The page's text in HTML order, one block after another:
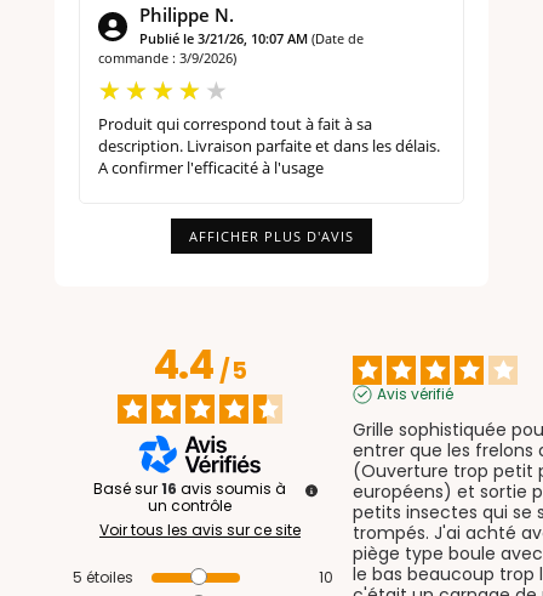
Philippe N.
Publié le 3/21/26, 10:07 AM (Date de
commande : 3/9/2026)
Produit qui correspond tout à fait à sa
description. Livraison parfaite et dans les délais.
A confirmer l'efficacité à l'usage
AFFICHER PLUS D'AVIS
4.4/5
Basé sur16 avis soumis à
un contrôle
Voir tous les avis sur ce site
5 étoiles
10
Avis vérifié
Grille sophistiquée
entrer que les frelons
(Ouverture trop petit
européens) et sortie
petits insectes qui se
trompés. J'ai achté
piège type boule
le bas beaucoup trop